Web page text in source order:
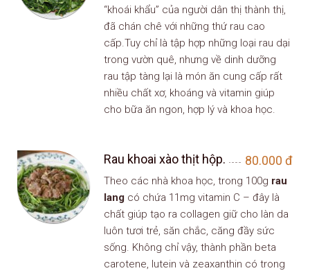
“khoái khẩu” của người dân thị thành thị,
đã chán chê với những thứ rau cao
cấp.Tuy chỉ là tập hợp những loại rau dại
trong vườn quê, nhưng về dinh dưỡng
rau tập tàng lại là món ăn cung cấp rất
nhiều chất xơ, khoáng và vitamin giúp
cho bữa ăn ngon, hợp lý và khoa học.
80.000 đ
Rau khoai xào thịt hộp.
Theo các nhà khoa học, trong 100g rau
lang có chứa 11mg vitamin C – đây là
chất giúp tạo ra collagen giữ cho làn da
luôn tươi trẻ, săn chắc, căng đầy sức
sống. Không chỉ vậy, thành phần beta
carotene, lutein và zeaxanthin có trong